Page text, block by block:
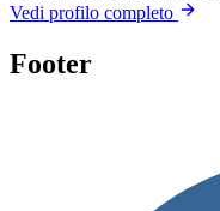
Vedi profilo completo
Footer